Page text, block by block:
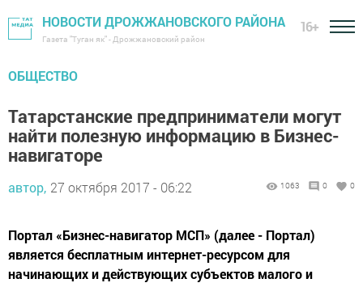
НОВОСТИ ДРОЖЖАНОВСКОГО РАЙОНА
Газета "Туган як" - Дрожжановский район
16+
ОБЩЕСТВО
Татарстанские предприниматели могут
найти полезную информацию в Бизнес-
навигаторе
автор, 27 октября 2017 - 06:22 1063 0 0
Портал «Бизнес-навигатор МСП» (далее - Портал)
является бесплатным интернет-ресурсом для
начинающих и действующих субъектов малого и